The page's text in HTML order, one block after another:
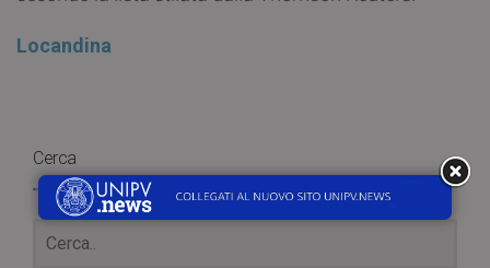
Locandina
Cerca